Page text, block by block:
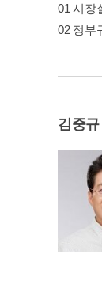
01 시장
02 정부
김중규